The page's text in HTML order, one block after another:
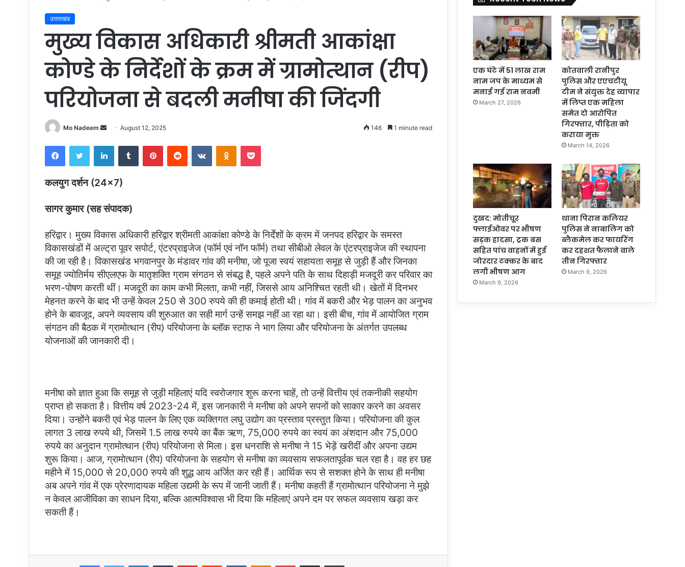
उत्तराखंड
मुख्य विकास अधिकारी श्रीमती आकांक्षा
कोण्डे के निर्देशों के क्रम में ग्रामोत्थान (रीप)
परियोजना से बदली मनीषा की जिंदगी
Mo Nadeem
SendAugust 12, 2025 146 1 minute read
FacebookTwitter LinkedInTumblr PinterestReddit VKontakteOdnoklassniki
Pocket
कलयुग दर्शन (24×7)
सागर कुमार (सह संपादक)
हरिद्वार। मुख्य विकास अधिकारी हरिद्वार श्रीमती आकांक्षा कोण्डे के निर्देशों के क्रम में जनपद हरिद्वार के समस्त
विकासखंडों में अल्ट्रा पूवर सपोर्ट, एंटरप्राइजेज (फॉर्म एवं नॉन फॉर्म) तथा सीबीओ लेवल के एंटरप्राइजेज की स्थापना
की जा रही है। विकासखंड भगवानपुर के मंडावर गांव की मनीषा, जो पूजा स्वयं सहायता समूह से जुड़ी हैं और जिनका
समूह ज्योतिर्मय सीएलएफ के मातृशक्ति ग्राम संगठन से संबद्ध है, पहले अपने पति के साथ दिहाड़ी मजदूरी कर परिवार का
भरण-पोषण करती थीं। मजदूरी का काम कभी मिलता, कभी नहीं, जिससे आय अनिश्चित रहती थी। खेतों में दिनभर
मेहनत करने के बाद भी उन्हें केवल 250 से 300 रुपये की ही कमाई होती थी। गांव में बकरी और भेड़ पालन का अनुभव
होने के बावजूद, अपने व्यवसाय की शुरुआत का सही मार्ग उन्हें समझ नहीं आ रहा था। इसी बीच, गांव में आयोजित ग्राम
संगठन की बैठक में ग्रामोत्थान (रीप) परियोजना के ब्लॉक स्टाफ ने भाग लिया और परियोजना के अंतर्गत उपलब्ध
योजनाओं की जानकारी दी।
मनीषा को ज्ञात हुआ कि समूह से जुड़ी महिलाएं यदि स्वरोजगार शुरू करना चाहें, तो उन्हें वित्तीय एवं तकनीकी सहयोग
प्राप्त हो सकता है। वित्तीय वर्ष 2023-24 में, इस जानकारी ने मनीषा को अपने सपनों को साकार करने का अवसर
दिया। उन्होंने बकरी एवं भेड़ पालन के लिए एक व्यक्तिगत लघु उद्योग का प्रस्ताव प्रस्तुत किया। परियोजना की कुल
लागत 3 लाख रुपये थी, जिसमें 1.5 लाख रुपये का बैंक ऋण, 75,000 रुपये का स्वयं का अंशदान और 75,000
रुपये का अनुदान ग्रामोत्थान (रीप) परियोजना से मिला। इस धनराशि से मनीषा ने 15 भेड़ें खरीदीं और अपना उद्यम
शुरू किया। आज, ग्रामोत्थान (रीप) परियोजना के सहयोग से मनीषा का व्यवसाय सफलतापूर्वक चल रहा है। वह हर छह
महीने में 15,000 से 20,000 रुपये की शुद्ध आय अर्जित कर रही हैं। आर्थिक रूप से सशक्त होने के साथ ही मनीषा
अब अपने गांव में एक प्रेरणादायक महिला उद्यमी के रूप में जानी जाती हैं। मनीषा कहती हैं ग्रामोत्थान परियोजना ने मुझे
न केवल आजीविका का साधन दिया, बल्कि आत्मविश्वास भी दिया कि महिलाएं अपने दम पर सफल व्यवसाय खड़ा कर
सकती हैं।
FacebookTwitter LinkedInTumblr PinterestReddit VKontakteOdnoklassniki
Pocket Share via Email Print
एक घंटे में 51 लाख राम
नाम जप के माध्यम से
मनाई गई राम नवमी
March 27, 2026
कोतवाली रानीपुर
पुलिस और एएचटीयू
टीम ने संयुक्त देह व्यापार
में लिप्त एक महिला
समेत दो आरोपित
गिरफ्तार, पीड़िता को
कराया मुक्त
March 14, 2026
दुखद: मोतीचूर
फ्लाईओवर पर भीषण
सड़क हादसा, ट्रक बस
सहित पांच वाहनों में हुई
जोरदार टक्कर के बाद
लगी भीषण आग
March 9, 2026
थाना पिरान कलियर
पुलिस ने नाबालिग को
ब्लैकमेल कर फायरिंग
कर दहशत फैलाने वाले
तीन गिरफ्तार
March 9, 2026